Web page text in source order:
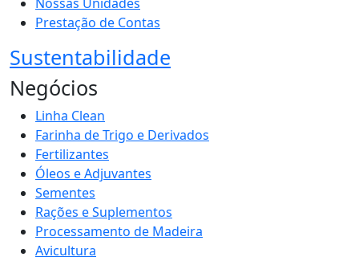
Prestação de Contas
Sustentabilidade
Negócios
Linha Clean
Farinha de Trigo e Derivados
Fertilizantes
Óleos e Adjuvantes
Sementes
Rações e Suplementos
Processamento de Madeira
Avicultura